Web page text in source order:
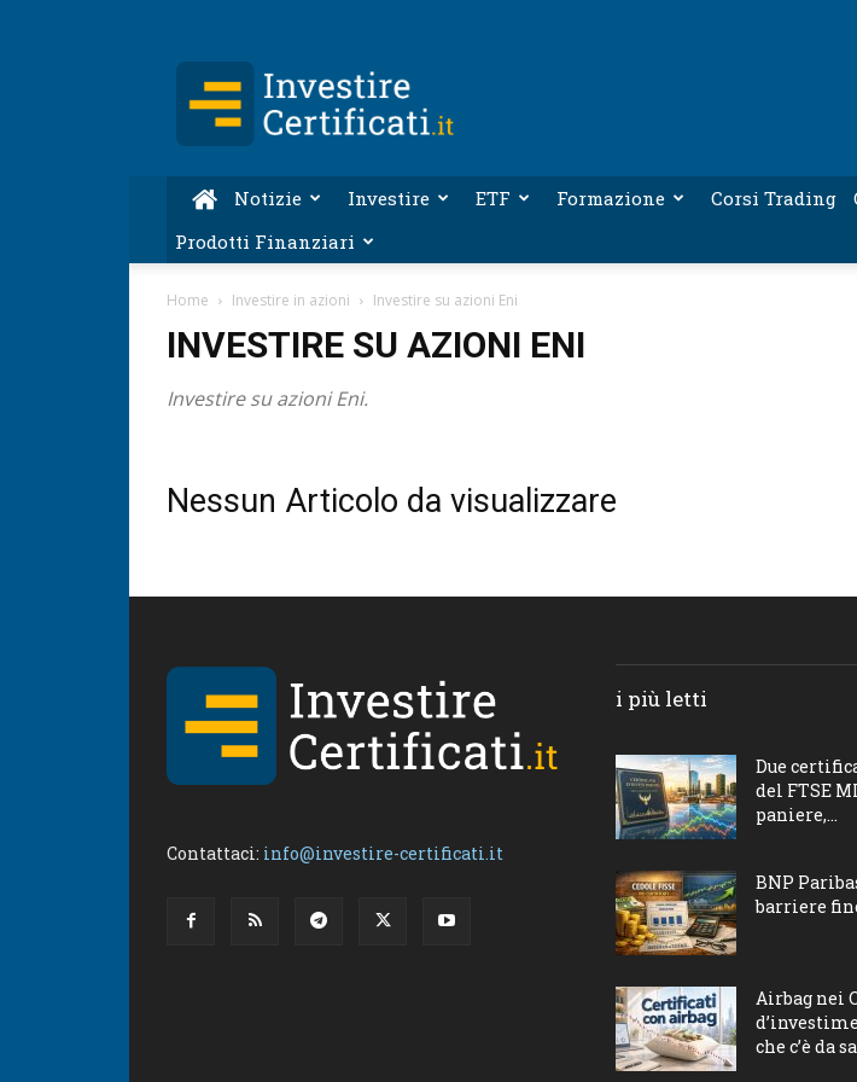
Certificati.it
Notizie Investire ETF Formazione Corsi Trading
Prodotti Finanziari
Home Investire in azioni Investire su azioni Eni
INVESTIRE SU AZIONI ENI
Investire su azioni Eni.
Nessun Articolo da visualizzare
Contattaci: info@investire-certificati.it
i più letti
Due
del FTSE
paniere,...
BNP
barriere
Airbag nei
che c’è da